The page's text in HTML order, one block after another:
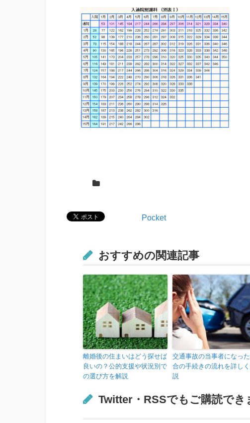
Pocket
おすすめの関連記事
離婚後の住まいはどう探せば
良いの？公的支援や状況別で
の選び方を解説
交通事故の当事者になっ
合の手続きの流れを詳し
説
Twitter・RSSでもご購読でき